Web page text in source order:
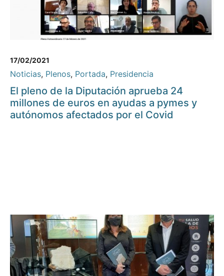
17/02/2021
Noticias, Plenos, Portada, Presidencia
El pleno de la Diputación aprueba 24
millones de euros en ayudas a pymes y
autónomos afectados por el Covid